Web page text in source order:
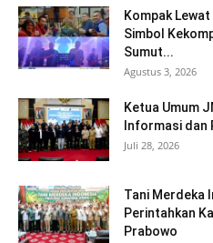
Kompak
Simbol
Sumut...
Agustus 3, 2026
Ketua Umum
Informasi dan
Juli 28, 2026
Tani Merdeka
Perintahkan
Prabowo